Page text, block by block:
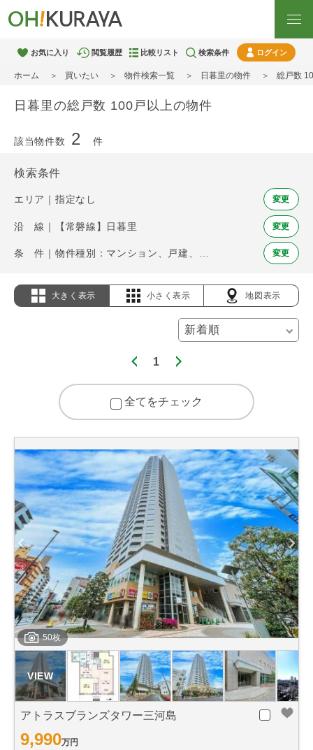
お気に入り 閲覧履歴 比較リスト 検索条件 ログイン
ホーム 買いたい 物件検索一覧 日暮里の物件 総戸数
日暮里の総戸数 100戸以上の物件
該当物件数 2 件
検索条件
エリア｜指定なし 変更
沿 線｜【常磐線】日暮里 変更
変更
大きく表示 小さく表示 地図表示
1
全てをチェック
50枚
アトラスブランズタワー三河島
9,990万円